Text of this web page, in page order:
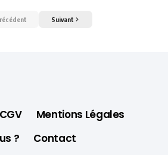
Suivant
CGV
Mentions Légales
?
Contact